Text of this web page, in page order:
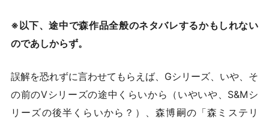
※以下、途中で森作品全般のネタバレするかもしれない
のであしからず。
誤解を恐れずに言わせてもらえば、Gシリーズ、いや、そ
の前のVシリーズの途中くらいから（いやいや、S&Mシ
リーズの後半くらいから？）、森博嗣の「森ミステリ